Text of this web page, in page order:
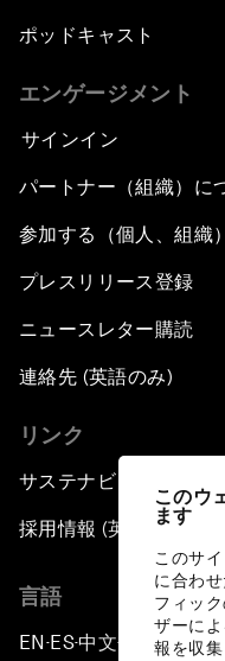
このウ
ます
このサ
に合わ
フィッ
ザーに
報を収
ポッドキャスト
エンゲージメント
サインイン
パートナー（組織）に
参加する（個人、組織）
プレスリリース登録
ニュースレター購読
連絡先 (英語のみ)
リンク
サステナビリティへの
採用情報 (英語のみ)
言語
EN ▪ES▪中文▪ 日本語